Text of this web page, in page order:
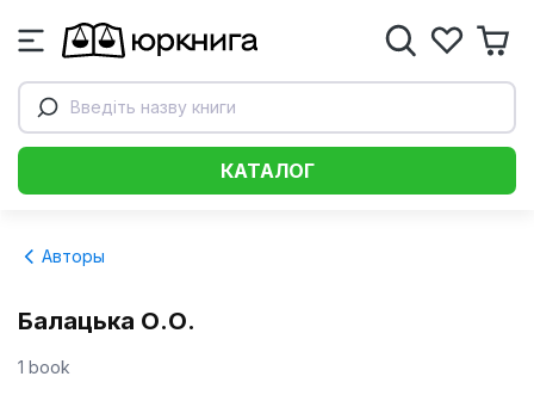
Введіть назву книги
КАТАЛОГ
Авторы
Балацька О.О.
1 book